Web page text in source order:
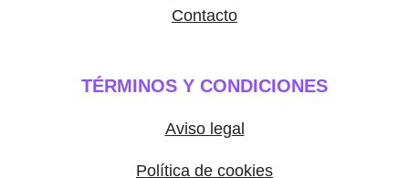
Contacto
TÉRMINOS Y CONDICIONES
Aviso legal
Política de cookies